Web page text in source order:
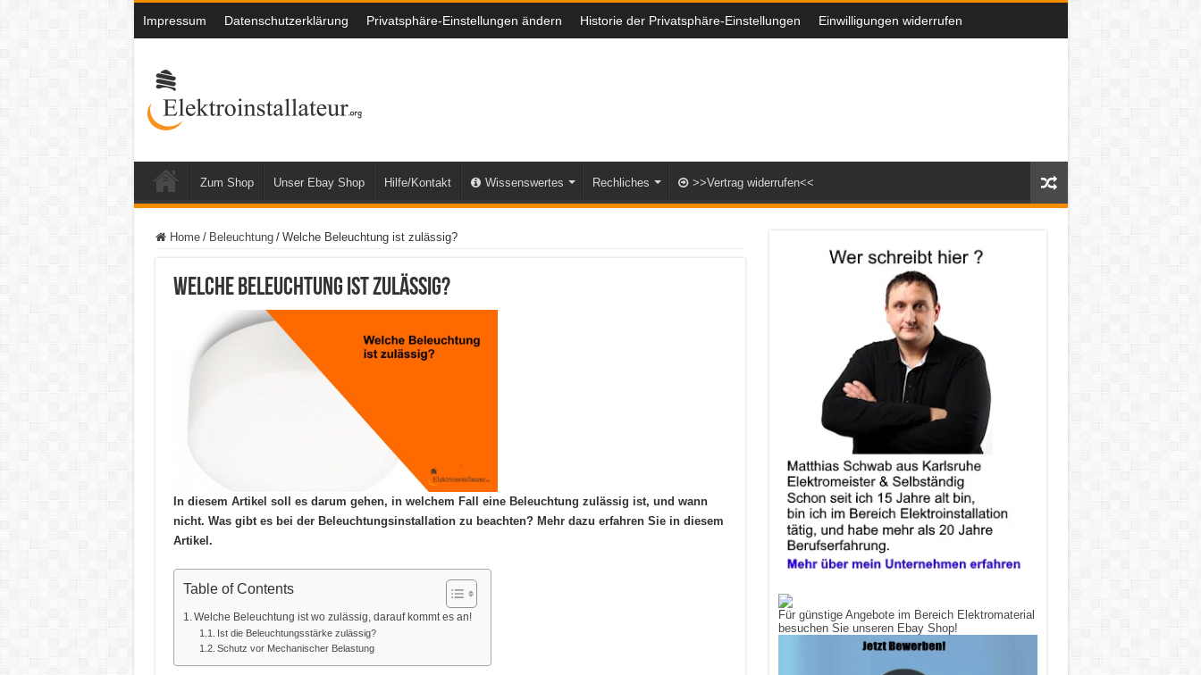
Impressum Datenschutzerklärung Privatsphäre-Einstellungen ändern Historie der Privatsphäre-Einstellungen Einwilligungen widerrufen
Zum Shop Unser Ebay Shop Hilfe/Kontakt Wissenswertes Rechliches >>Vertrag widerrufen<<
Home / Beleuchtung / Welche Beleuchtung ist zulässig?
Welche Beleuchtung ist zulässig?
In diesem Artikel soll es darum gehen, in welchem Fall eine Beleuchtung zulässig ist, und wann
nicht. Was gibt es bei der Beleuchtungsinstallation zu beachten? Mehr dazu erfahren Sie in diesem
Artikel.
Table of Contents
Welche Beleuchtung ist wo zulässig, darauf kommt es an!
Ist die Beleuchtungsstärke zulässig?
Schutz vor Mechanischer Belastung
Für günstige Angebote im Bereich Elektromaterial
besuchen Sie unseren Ebay Shop!